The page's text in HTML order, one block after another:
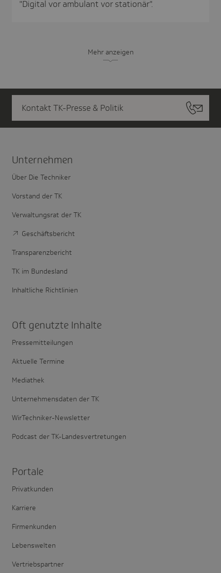
"Digital vor ambulant vor stationär".
Mehr anzeigen
Kontakt TK-Presse & Politik
Unter­nehmen
Über Die Techniker
Vorstand der TK
Verwaltungsrat der TK
Geschäftsbericht
Transparenzbericht
TK im Bundesland
Inhaltliche Richtlinien
Oft genutzte Inhalte
Pressemitteilungen
Aktuelle Termine
Mediathek
Unternehmensdaten der TK
WirTechniker-Newsletter
Podcast der TK-Landesvertretungen
Portale
Privatkunden
Karriere
Firmenkunden
Lebenswelten
Vertriebspartner